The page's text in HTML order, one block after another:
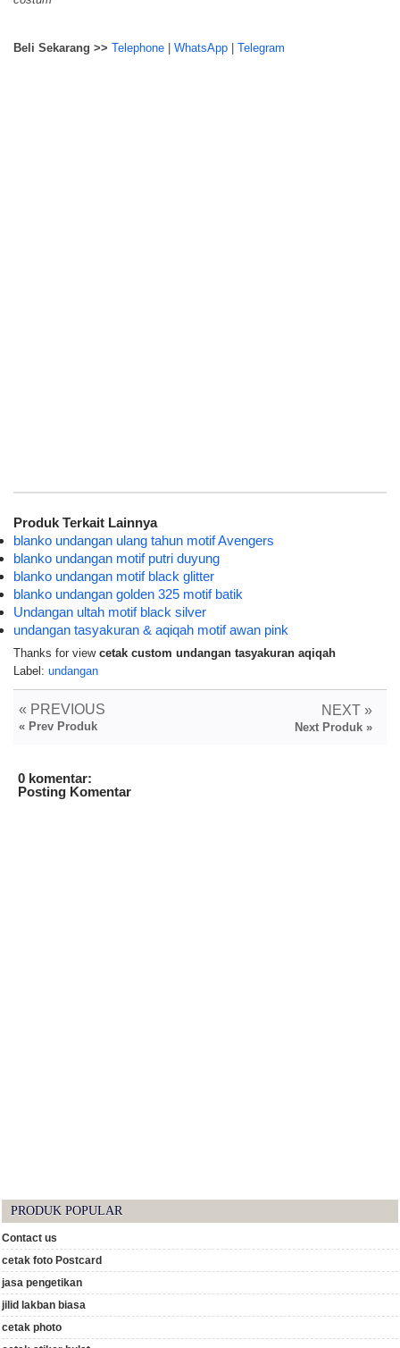
Beli Sekarang >> Telephone WhatsApp Telegram
Produk Terkait Lainnya
blanko undangan ulang tahun motif Avengers
blanko undangan motif putri duyung
blanko undangan motif black glitter
blanko undangan golden 325 motif batik
Undangan ultah motif black silver
undangan tasyakuran & aqiqah motif awan pink
Thanks for view cetak custom undangan tasyakuran aqiqah
Label: undangan
« PREVIOUS
« Prev Produk
NEXT »
Next Produk »
0 komentar:
Posting Komentar
PRODUK POPULAR
Contact us
cetak foto Postcard
jasa pengetikan
jilid lakban biasa
cetak photo